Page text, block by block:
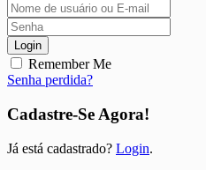
Login
Remember Me
Senha perdida?
Cadastre-Se Agora!
Já está cadastrado? Login.